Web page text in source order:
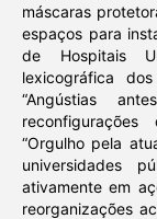
máscaras
espaços para
de Hospitais
lexicográfica
“Angústias
“Orgulho pela
universidades
ativamente em
reorganizações